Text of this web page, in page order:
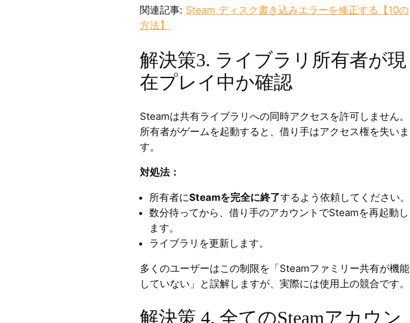
関連記事: Steam ディスク書き込みエラーを修正する【10の
方法】
解決策3. ライブラリ所有者が現
在プレイ中か確認
Steamは共有ライブラリへの同時アクセスを許可しません。
所有者がゲームを起動すると、借り手はアクセス権を失いま
す。
対処法：
所有者にSteamを完全に終了するよう依頼してください。
数分待ってから、借り手のアカウントでSteamを再起動し
ます。
ライブラリを更新します。
多くのユーザーはこの制限を「Steamファミリー共有が機能
していない」と誤解しますが、実際には使用上の競合です。
解決策 4. 全てのSteamアカウン